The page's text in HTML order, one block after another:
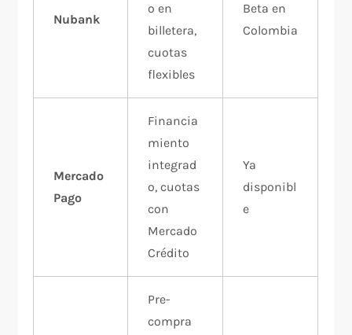
Nubank
o en
billetera,
cuotas
flexibles
Beta en
Colombia
Mercado
Pago
Financia
miento
integrad
o, cuotas
con
Mercado
Crédito
Ya
disponibl
e
Pre-
compra